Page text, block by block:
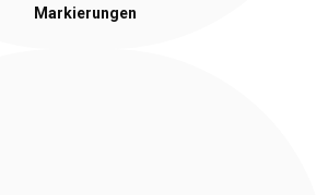
Markierungen